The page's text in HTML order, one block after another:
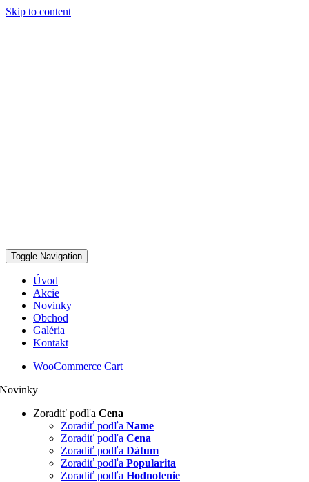
Skip to content
Toggle Navigation
Úvod
Akcie
Novinky
Obchod
Galéria
Kontakt
WooCommerce Cart
Novinky
Zoradiť podľa Cena
Zoradiť podľa Name
Zoradiť podľa Cena
Zoradiť podľa Dátum
Zoradiť podľa Popularita
Zoradiť podľa Hodnotenie